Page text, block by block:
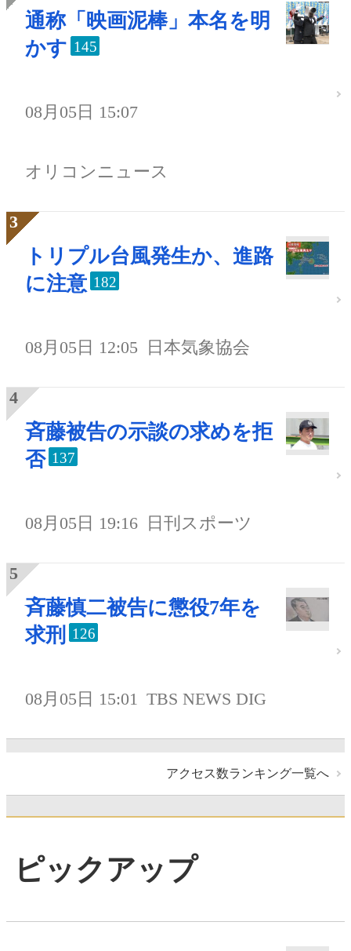
通称「映画泥棒」本名を明
かす 145
08月05日 15:07
オリコンニュース
トリプル台風発生か、進路
に注意 182
08月05日 12:05 日本気象協会
斉藤被告の示談の求めを拒
否 137
08月05日 19:16 日刊スポーツ
斉藤慎二被告に懲役7年を
求刑
126
08月05日 15:01 TBS NEWS DIG
アクセス数ランキング一覧へ
ピックアップ